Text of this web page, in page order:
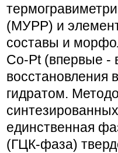
(МУРР) и
составы и
Co-Pt (впервые -
восстановления
гидратом.
единственная
(ГЦК-фаза)